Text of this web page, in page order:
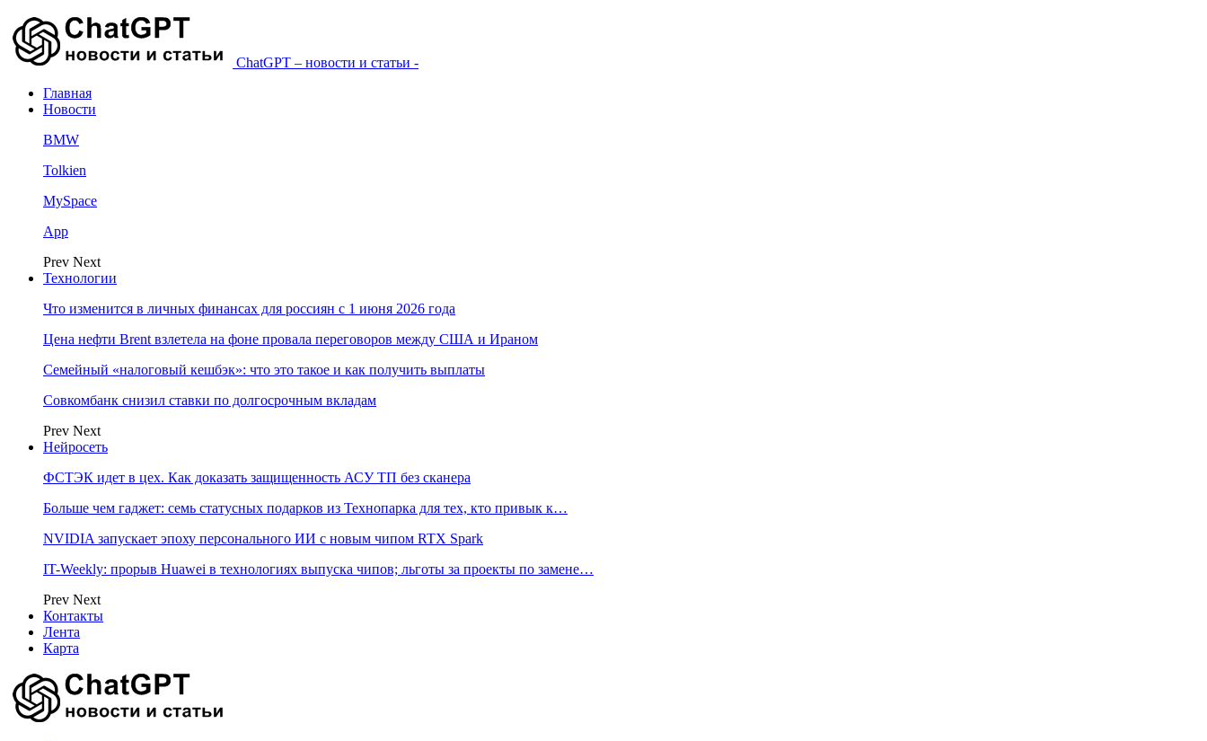
ChatGPT – новости и статьи -
Главная
Новости
BMW
Tolkien
MySpace
App
Prev Next
Технологии
Что изменится в личных финансах для россиян с 1 июня 2026 года
Цена нефти Brent взлетела на фоне провала переговоров между США и Ираном
Семейный «налоговый кешбэк»: что это такое и как получить выплаты
Совкомбанк снизил ставки по долгосрочным вкладам
Prev Next
Нейросеть
ФСТЭК идет в цех. Как доказать защищенность АСУ ТП без сканера
Больше чем гаджет: семь статусных подарков из Технопарка для тех, кто привык к…
NVIDIA запускает эпоху персонального ИИ с новым чипом RTX Spark
IT-Weekly: прорыв Huawei в технологиях выпуска чипов; льготы за проекты по замене…
Prev Next
Контакты
Лента
Карта